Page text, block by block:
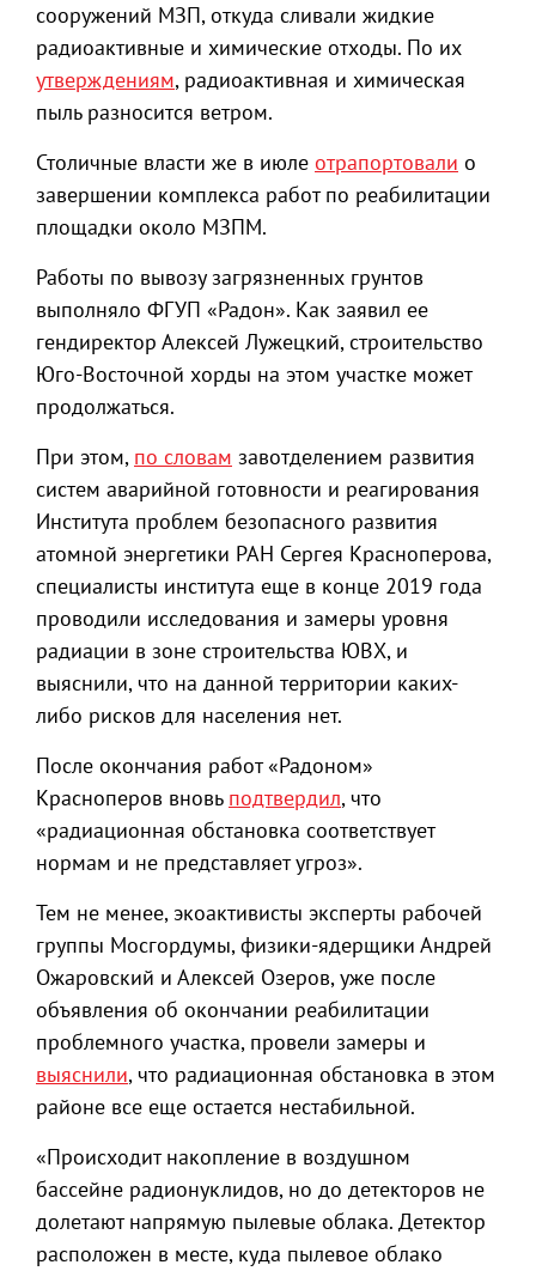
сооружений МЗП, откуда сливали жидкие
радиоактивные и химические отходы. По их
утверждениям, радиоактивная и химическая
пыль разносится ветром.
Столичные власти же в июле отрапортовали о
завершении комплекса работ по реабилитации
площадки около МЗПМ.
Работы по вывозу загрязненных грунтов
выполняло ФГУП «Радон». Как заявил ее
гендиректор Алексей Лужецкий, строительство
Юго-Восточной хорды на этом участке может
продолжаться.
При этом, по словам завотделением развития
систем аварийной готовности и реагирования
Института проблем безопасного развития
атомной энергетики РАН Сергея Красноперова,
специалисты института еще в конце 2019 года
проводили исследования и замеры уровня
радиации в зоне строительства ЮВХ, и
выяснили, что на данной территории каких-
либо рисков для населения нет.
После окончания работ «Радоном»
Красноперов вновь подтвердил, что
«радиационная обстановка соответствует
нормам и не представляет угроз».
Тем не менее, экоактивисты эксперты рабочей
группы Мосгордумы, физики-ядерщики Андрей
Ожаровский и Алексей Озеров, уже после
объявления об окончании реабилитации
проблемного участка, провели замеры и
выяснили, что радиационная обстановка в этом
районе все еще остается нестабильной.
«Происходит накопление в воздушном
бассейне радионуклидов, но до детекторов не
долетают напрямую пылевые облака. Детектор
расположен в месте, куда пылевое облако